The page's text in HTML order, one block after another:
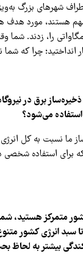
شهرهای بزرگ
نیروگاه که یکی ۹۰۰ مگاواتی و دیگری
انداختید؛ چرا که
برق در
می‌شود؟
ما نسبت به کل
برای استفاده شخصی
متمرکز هستید،
تا سبد انرژی کشور
بیشتر به لحاظ